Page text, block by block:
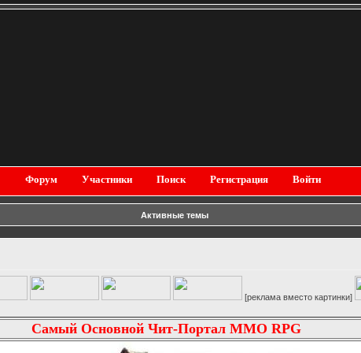
Форум Участники Поиск Регистрация Войти
Активные темы
[реклама вместо картинки]
Самый Основной Чит-Портал MMO RPG